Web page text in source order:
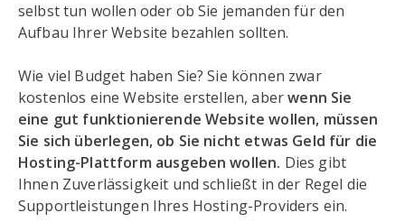
selbst tun wollen oder ob Sie jemanden für den
Aufbau Ihrer Website bezahlen sollten.
Wie viel Budget haben Sie? Sie können zwar
kostenlos eine Website erstellen, aberwenn Sie
eine gut funktionierende Website wollen, müssen
Sie sich überlegen, ob Sie nicht etwas Geld für die
Hosting-Plattform ausgeben wollen. Dies gibt
Ihnen Zuverlässigkeit und schließt in der Regel die
Supportleistungen Ihres Hosting-Providers ein.